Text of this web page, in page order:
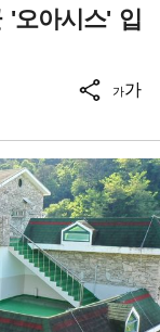
'오아시스' 입
가가